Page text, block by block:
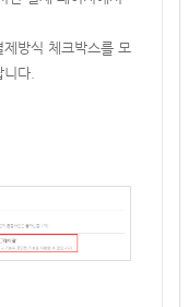
방식 체크박스를 모
다.